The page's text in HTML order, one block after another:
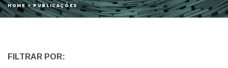
HOME > PUBLICAÇÕES
FILTRAR POR: